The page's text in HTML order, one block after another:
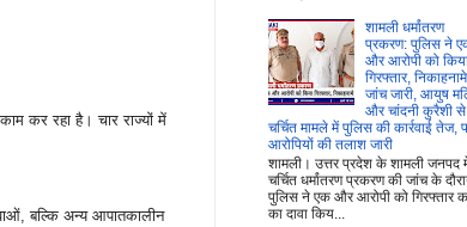
कर रहा है। चार राज्यों में
बल्कि अन्य आपातकालीन
शामली धर्मांतरण
प्रकरण: पुलिस ने
और आरोपी को
गिरफ्तार,
जांच जारी, आयुष
और चांदनी कुरैशी
चर्चित मामले में पुलिस की कार्रवाई तेज,
आरोपियों की तलाश जारी
शामली। उत्तर प्रदेश के शामली जनपद
चर्चित धर्मांतरण प्रकरण की जांच के
पुलिस ने एक और आरोपी को गिरफ्तार
का दावा किय...